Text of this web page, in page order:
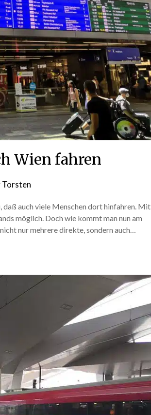
Wien fahren
Torsten
daß auch viele Menschen dort hinfahren. Mit
möglich. Doch wie kommt man nun am
nur mehrere direkte, sondern auch…